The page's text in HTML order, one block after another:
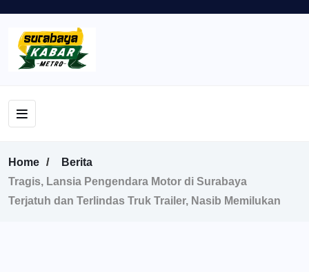
Home
Berita
Tragis, Lansia Pengendara Motor di Surabaya
Terjatuh dan Terlindas Truk Trailer, Nasib Memilukan